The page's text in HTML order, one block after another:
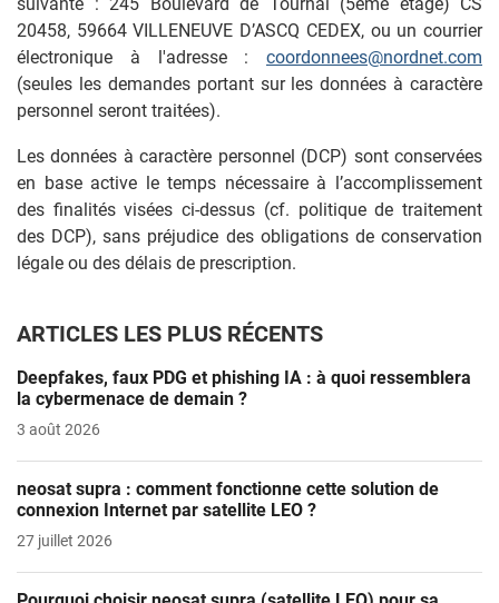
20458, 59664 VILLENEUVE D’ASCQ CEDEX, ou un courrier
électronique à l'adresse : coordonnees@nordnet.com
(seules les demandes portant sur les données à caractère
personnel seront traitées).
Les données à caractère personnel (DCP) sont conservées
en base active le temps nécessaire à l’accomplissement
des finalités visées ci-dessus (cf. politique de traitement
des DCP), sans préjudice des obligations de conservation
légale ou des délais de prescription.
ARTICLES LES PLUS RÉCENTS
Deepfakes, faux PDG et phishing IA : à quoi ressemblera
la cybermenace de demain ?
3 août 2026
neosat supra : comment fonctionne cette solution de
connexion Internet par satellite LEO ?
27 juillet 2026